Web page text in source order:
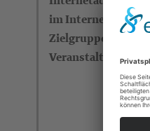
im Internet)
Zielgruppe
Veranstalter